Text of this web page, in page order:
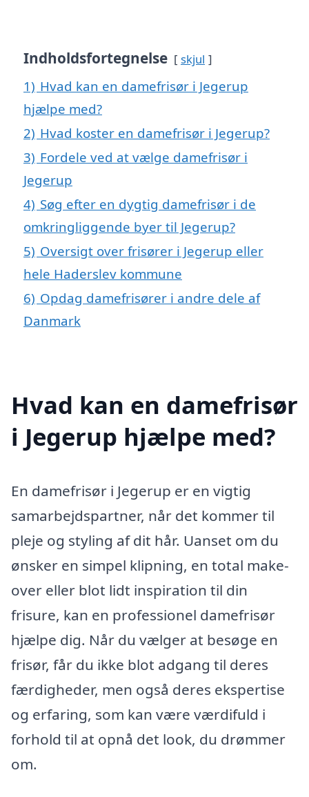
Indholdsfortegnelse skjul
1) Hvad kan en damefrisør i Jegerup
hjælpe med?
2) Hvad koster en damefrisør i Jegerup?
3) Fordele ved at vælge damefrisør i
Jegerup
4) Søg efter en dygtig damefrisør i de
omkringliggende byer til Jegerup?
5) Oversigt over frisører i Jegerup eller
hele Haderslev kommune
6) Opdag damefrisører i andre dele af
Danmark
Hvad kan en damefrisør
i Jegerup hjælpe med?
En damefrisør i Jegerup er en vigtig
samarbejdspartner, når det kommer til
pleje og styling af dit hår. Uanset om du
ønsker en simpel klipning, en total make-
over eller blot lidt inspiration til din
frisure, kan en professionel damefrisør
hjælpe dig. Når du vælger at besøge en
frisør, får du ikke blot adgang til deres
færdigheder, men også deres ekspertise
og erfaring, som kan være værdifuld i
forhold til at opnå det look, du drømmer
om.